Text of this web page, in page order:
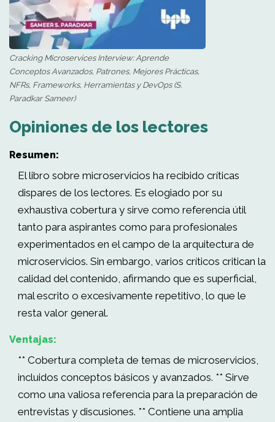
Cracking Microservices Interview: Aprende
Conceptos Avanzados, Patrones, Mejores Prácticas,
NFRs, Frameworks, Herramientas y DevOps (S.
Paradkar Sameer)
Opiniones de los lectores
Resumen:
El libro sobre microservicios ha recibido críticas
dispares de los lectores. Es elogiado por su
exhaustiva cobertura y sirve como referencia útil
tanto para aspirantes como para profesionales
experimentados en el campo de la arquitectura de
microservicios. Sin embargo, varios críticos critican la
calidad del contenido, afirmando que es superficial,
mal escrito o excesivamente repetitivo, lo que le
resta valor general.
Ventajas:
** Cobertura completa de temas de microservicios,
incluidos conceptos básicos y avanzados. ** Sirve
como una valiosa referencia para la preparación de
entrevistas y discusiones. ** Contiene una amplia